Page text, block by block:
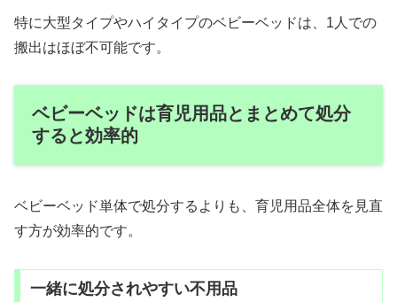
特に大型タイプやハイタイプのベビーベッドは、1人での
搬出はほぼ不可能です。
ベビーベッドは育児用品とまとめて処分
すると効率的
ベビーベッド単体で処分するよりも、育児用品全体を見直
す方が効率的です。
一緒に処分されやすい不用品